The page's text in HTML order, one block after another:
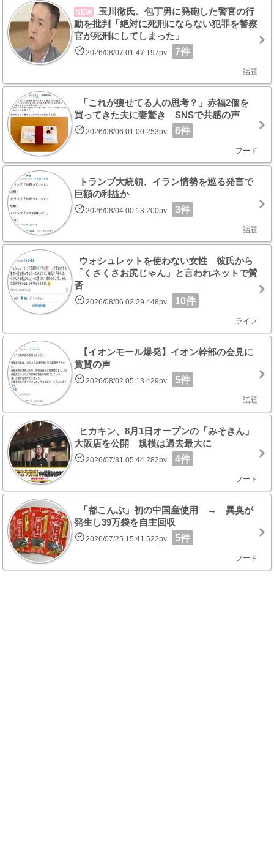
NEW
玉川徹氏、包丁男に発砲した警官の行
動を批判「絶対に死刑にならない犯罪を警察
官が死刑にしてしまった」
2026/08/07 01:47 197pv 7件
話題
「これが痩せてる人の思考？」赤福2個を
買ってきた夫に妻驚き SNSで共感の声
2026/08/06 01:00 253pv 6件
フード
トランプ大統領、イラン情勢を巡る発言で
巨額の利益か
2026/08/04 00:13 200pv 3件
話題
ウォシュレットを使わない女性 彼氏から
「くさくさお尻じゃん」と言われネットで賛
否
2026/08/06 02:29 448pv 10件
ライフ
【イオンモール爆発】イオン幹部の会見に
賞賛の声
2026/08/02 05:13 429pv 5件
話題
ヒカキン、8月1日オープンの「みそきん」
大阪店を公開 規模は過去最大に
2026/07/31 05:44 282pv 4件
フード
「都こんぶ」初の中国産使用 → 異臭が
発生し39万袋を自主回収
2026/07/25 15:41 522pv 5件
フード